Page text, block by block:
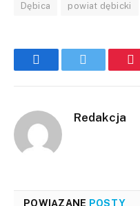
Dębica powiat dębicki
FacebookTwitter
Redakcja
POWIĄZANE POSTY